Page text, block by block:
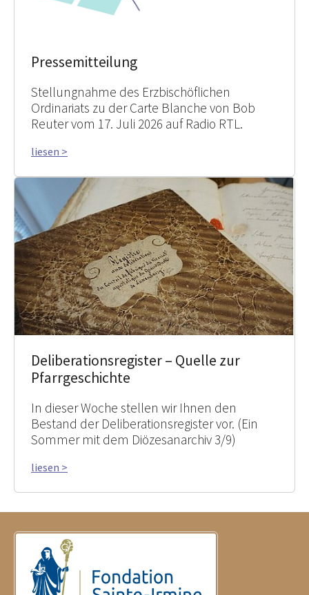
Pressemitteilung
Stellungnahme des Erzbischöflichen
Ordinariats zu der Carte Blanche von Bob
Reuter vom 17. Juli 2026 auf Radio RTL.
liesen >
Deliberationsregister – Quelle zur
Pfarrgeschichte
In dieser Woche stellen wir Ihnen den
Bestand der Deliberationsregister vor. (Ein
Sommer mit dem Diözesanarchiv 3/9)
liesen >